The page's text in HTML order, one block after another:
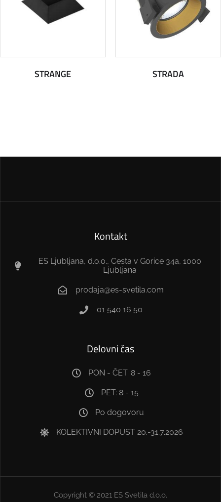
STRANGE STRADA
Kontakt
ES Ljubljana, d.o.o., Cesta v Gorice 34a, 1000
Ljubljana
prodaja@es-svetila.com
01 540 16 50
Delovni čas
PON - ČET: 8 - 16
PET: 8 - 15
Po dogovoru
KOLEKTIVNI DOPUST 20.-31.7.2026
Copyright © 2021 ES Svetila d.o.o.